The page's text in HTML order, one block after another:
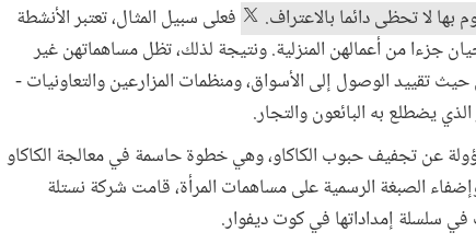
بها لا تحظى دائما بالاعتراف.
فعلى سبيل المثال، تعتبر الأنشطة
جزءا من أعمالهن المنزلية. ونتيجة لذلك، تظل مساهماتهن غير
تقييد الوصول إلى الأسواق، ومنظمات المزارعين والتعاونيات -
يضطلع به البائعون والتجار.
عن تجفيف حبوب الكاكاو، وهي خطوة حاسمة في معالجة الكاكاو
الصبغة الرسمية على مساهمات المرأة، قامت شركة نستلة
في سلسلة إمداداتها في كوت ديفوار.